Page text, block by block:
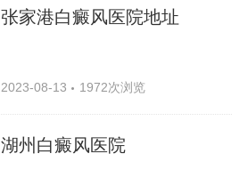
张家港白癜风医院地址
2023-08-13 1972次浏览
湖州白癜风医院